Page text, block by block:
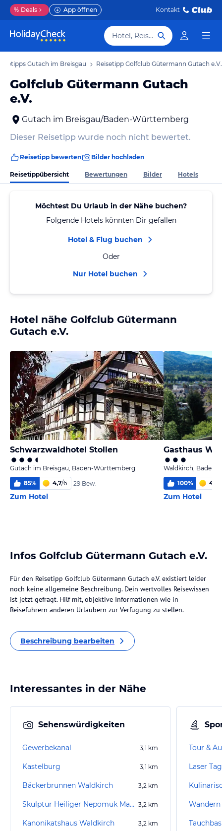
% Deals App öffnen Kontakt
Hotel, Reiseziel
Gutach im Breisgau Reisetipp Golfclub Gütermann Gutach e.V.
Golfclub Gütermann Gutach
e.V.
Gutach im Breisgau/Baden-Württemberg
Dieser Reisetipp wurde noch nicht bewertet.
Reisetipp bewerten Bilder hochladen
Reisetippübersicht Bewertungen Bilder Hotels
Möchtest Du Urlaub in der Nähe buchen?
Folgende Hotels könnten Dir gefallen
Hotel & Flug buchen
Oder
Nur Hotel buchen
Hotel nähe Golfclub Gütermann
Gutach e.V.
Schwarzwaldhotel Stollen
Gutach im Breisgau, Baden-Württemberg
85% 4,7/6 29 Bew.
Zum Hotel
Gasthaus
Waldkirch, Baden-
100% 4,4
Zum Hotel
Infos Golfclub Gütermann Gutach e.V.
Für den Reisetipp Golfclub Gütermann Gutach e.V. existiert leider
noch keine allgemeine Beschreibung. Dein wertvolles Reisewissen
ist jetzt gefragt. Hilf mit, objektive Informationen wie in
Reiseführern anderen Urlaubern zur Verfügung zu stellen.
Beschreibung bearbeiten
Interessantes in der Nähe
Sehenswürdigkeiten
Gewerbekanal 3,1 km
Kastelburg 3,1 km
Bäckerbrunnen Waldkirch 3,2 km
Skulptur Heiliger Nepomuk Marktplatz Waldkirch 3,2 km
Kanonikatshaus Waldkirch 3,2 km
Tour &
Laser